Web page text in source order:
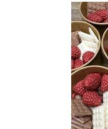
Svěží a přitom
bude bavit. Využijte
menších peciček
Dostupnost:
3062